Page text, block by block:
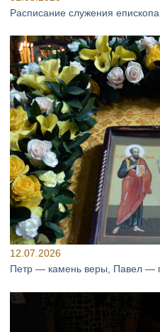
Расписание служения
12.07.2026
Петр — камень веры, Павел —